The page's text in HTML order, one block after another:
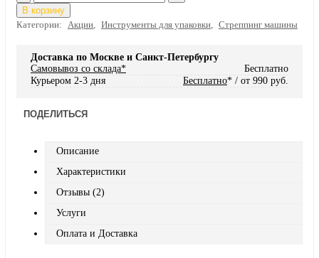
В корзину
Категории:
Акции Инструменты для упаковки Стреппинг машины
Доставка по Москве и Санкт-Петербургу
Самовывоз со склада*
Бесплатно
Курьером 2-3 дня
Бесплатно* / от 990 руб.
ПОДЕЛИТЬСЯ
Описание
Характеристики
Отзывы (2)
Услуги
Оплата и Доставка